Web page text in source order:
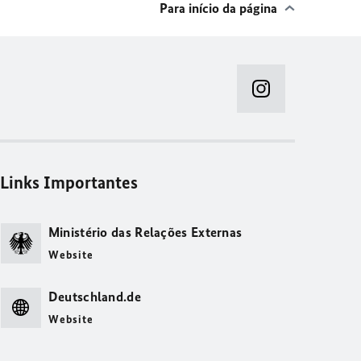
Para início da página
Links Importantes
Ministério das Relações Externas
Website
Deutschland.de
Website